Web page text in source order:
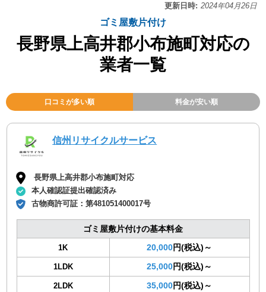
更新日時: 2024年04月26日
ゴミ屋敷片付け
長野県上高井郡小布施町対応の
業者一覧
口コミが多い順 料金が安い順
信州リサイクルサービス
長野県上高井郡小布施町対応
本人確認証提出確認済み
古物商許可証：第481051400017号
ゴミ屋敷片付けの基本料金
1K 20,000円(税込)～
1LDK 25,000円(税込)～
2LDK 35,000円(税込)～